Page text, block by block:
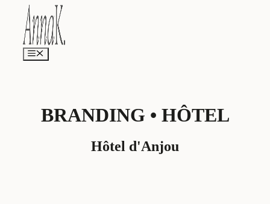
contenu
Menu
BRANDING • HÔTEL
Hôtel d'Anjou